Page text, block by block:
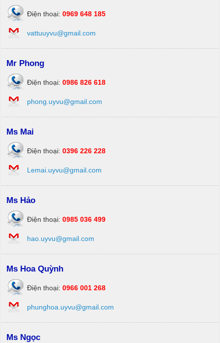
Điện thoại: 0969 648 185
vattuuyvu@gmail.com
Mr Phong
Điện thoại: 0986 826 618
phong.uyvu@gmail.com
Ms Mai
Điện thoại: 0396 226 228
Lemai.uyvu@gmail.com
Ms Hảo
Điện thoại: 0985 036 499
hao.uyvu@gmail.com
Ms Hoa Quỳnh
Điện thoại: 0966 001 268
phunghoa.uyvu@gmail.com
Ms Ngọc